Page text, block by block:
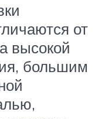
от
высокой
большим